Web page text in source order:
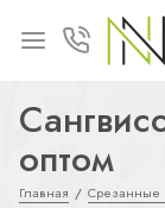
оптом
Главная Срезанные